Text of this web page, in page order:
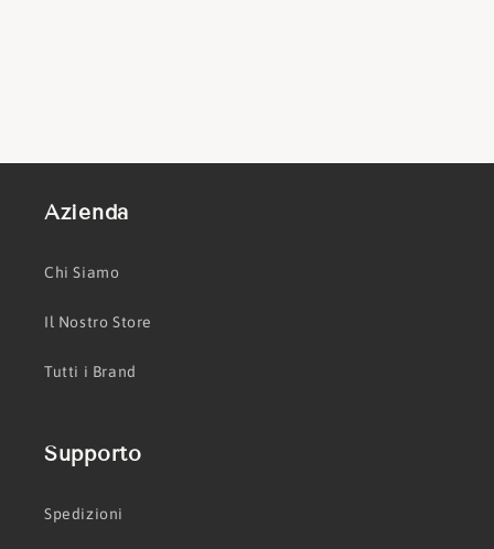
Azienda
Chi Siamo
Il Nostro Store
Tutti i Brand
Supporto
Spedizioni